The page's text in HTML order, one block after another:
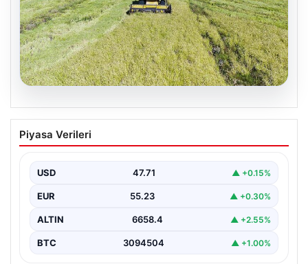
07.08.2026
Tarımsal destekleme ödemeleri bugün
hesaplara yatacak
Piyasa Verileri
USD 47.71 ▲ +0.15%
EUR 55.23 ▲ +0.30%
ALTIN 6658.4 ▲ +2.55%
BTC 3094504 ▲ +1.00%